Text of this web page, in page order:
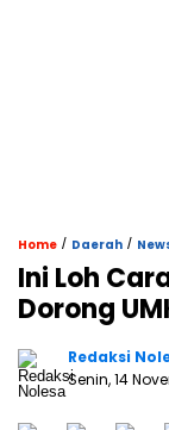
Home / Daerah /
Ini Loh
Dorong
Redaksi
Senin, 14